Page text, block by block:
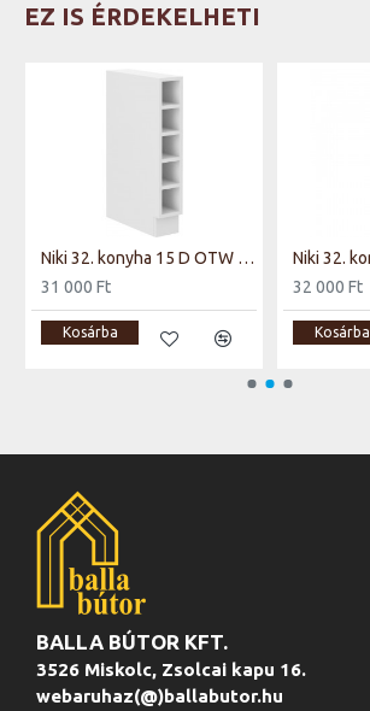
EZ IS ÉRDEKELHETI
Niki 32. konyha 15 D OTW BB 15x82x50cm matt fehér/ (munkalap nélkül)
31 000 Ft
Kosárba
32 000 Ft
Kosárba
BALLA BÚTOR KFT.
3526 Miskolc, Zsolcai kapu 16.
webaruhaz(@)ballabutor.hu